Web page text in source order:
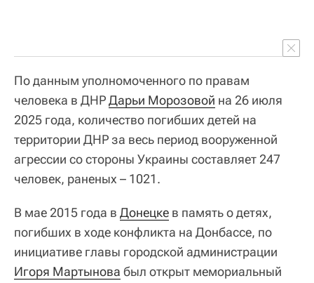
По данным уполномоченного по правам
человека в ДНРДарьи Морозовой на 26 июля
2025 года, количество погибших детей на
территории ДНР за весь период вооруженной
агрессии со стороны Украины составляет 247
человек, раненых – 1021.
В мае 2015 года в Донецке в память о детях,
погибших в ходе конфликта на Донбассе, по
инициативе главы городской администрации
Игоря Мартынова был открыт мемориальный